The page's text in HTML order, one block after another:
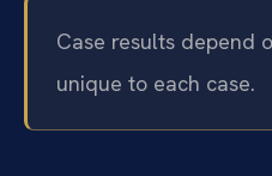
Case results depend
unique to each case.